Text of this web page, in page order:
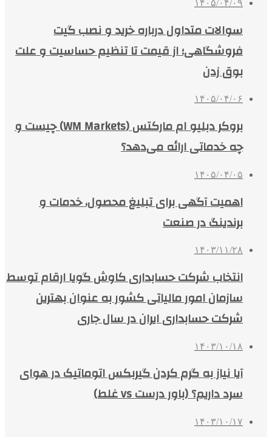
۱۴۰۵/۰۴/۰۹
سوالات متداول درباره خرید و نصب گیت
فروشگاهی؛ از قیمت تا تنظیم حساسیت و علت
بوق زدن
۱۴۰۵/۰۴/۰۶
بروکر دبلیو ام مارکتس (WM Markets) چیست و
چه خدماتی ارائه می‌دهد؟
۱۴۰۵/۰۴/۰۵
اهمیت آگهی برای تبلیغ محصول، خدمات و
برندینگ در صنعت
۱۴۰۳/۱۱/۲۸
انتخاب شرکت حسابداری کاوش گویا ارقام توسط
سازمان امور مالیاتی کشور به عنوان بهترین
شرکت حسابداری ایران در سال جاری
۱۴۰۳/۱۰/۱۸
آیا نیاز به گرم کردن گیربکس اتوماتیک در هوای
سرد داریم؟ (باور درست vs غلط)
۱۴۰۳/۱۰/۱۷